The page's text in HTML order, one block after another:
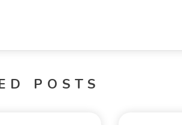
POSTS